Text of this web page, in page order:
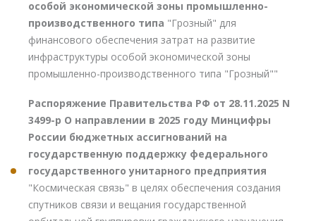
особой экономической зоны промышленно-
производственного типа "Грозный" для
финансового обеспечения затрат на развитие
инфраструктуры особой экономической зоны
промышленно-производственного типа "Грозный""
Распоряжение Правительства РФ от 28.11.2025 N
3499-р О направлении в 2025 году Минцифры
России бюджетных ассигнований на
государственную поддержку федерального
государственного унитарного предприятия
"Космическая связь" в целях обеспечения создания
спутников связи и вещания государственной